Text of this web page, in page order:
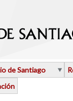
de Santiago